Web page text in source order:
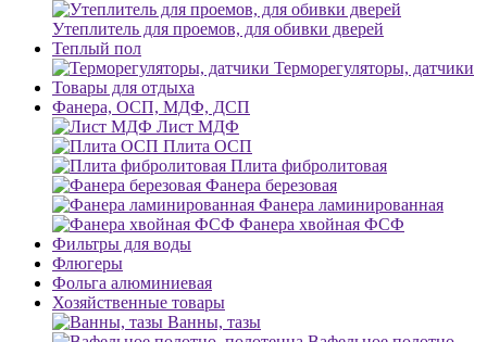
Утеплитель для проемов, для обивки дверей
Теплый пол
Терморегуляторы, датчики
Товары для отдыха
Фанера, ОСП, МДФ, ДСП
Лист МДФ
Плита ОСП
Плита фибролитовая
Фанера березовая
Фанера ламинированная
Фанера хвойная ФСФ
Фильтры для воды
Флюгеры
Фольга алюминиевая
Хозяйственные товары
Ванны, тазы